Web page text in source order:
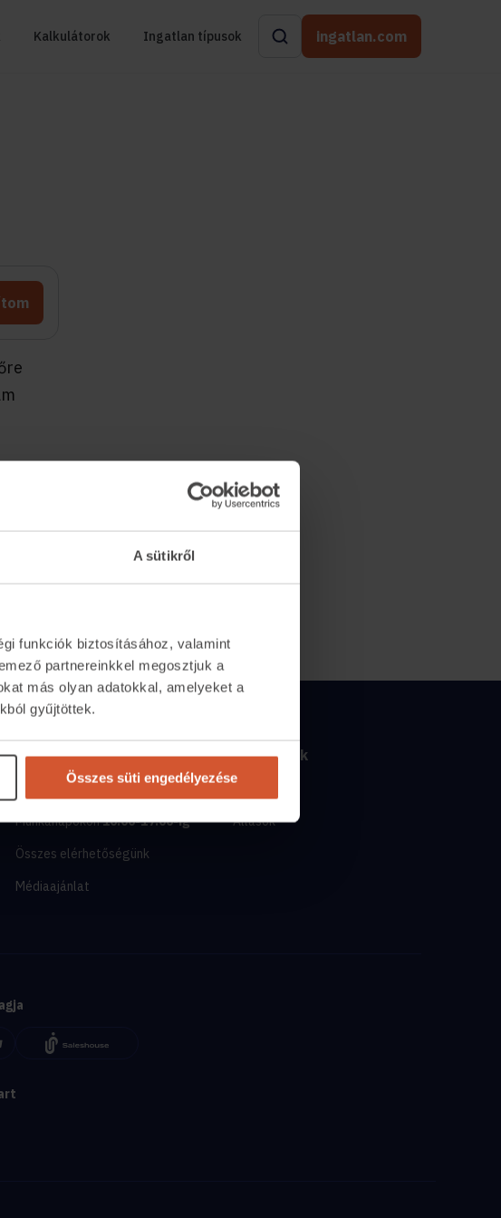
A sütikről
funkciók biztosításához, valamint
partnereinkkel megosztjuk a
más olyan adatokkal, amelyeket a
gyűjtöttek.
Összes süti engedélyezése
Kalkulátorok Ingatlan típusok ingatlan.com
+36 1 237 2065
segitunk.ingatlan.com
Munkanapokon10:00-17:00-ig
Összes elérhetőségünk
Médiaajánlat
Csapatunk
Kik vagyunk
Állások